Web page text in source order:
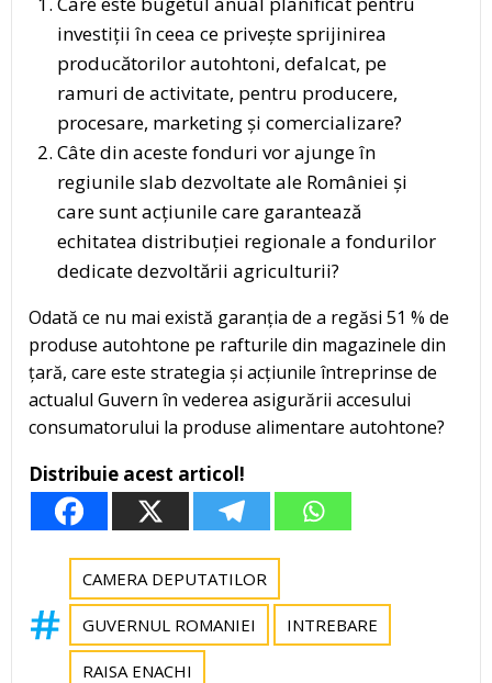
investiții în ceea ce privește sprijinirea
producătorilor autohtoni, defalcat, pe
ramuri de activitate, pentru producere,
procesare, marketing și comercializare?
Câte din aceste fonduri vor ajunge în
regiunile slab dezvoltate ale României și
care sunt acțiunile care garantează
echitatea distribuției regionale a fondurilor
dedicate dezvoltării agriculturii?
Odată ce nu mai există garanția de a regăsi 51 % de
produse autohtone pe rafturile din magazinele din
țară, care este strategia și acțiunile întreprinse de
actualul Guvern în vederea asigurării accesului
consumatorului la produse alimentare autohtone?
Distribuie acest articol!
CAMERA DEPUTATILOR
GUVERNUL ROMANIEI INTREBARE
RAISA ENACHI